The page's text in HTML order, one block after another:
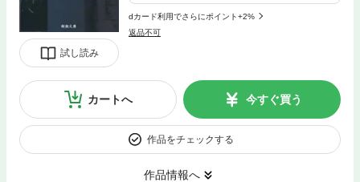
試し読み
dカード利用でさらにポイント+2%
返品不可
カートへ 今すぐ買う
作品をチェックする
作品情報へ